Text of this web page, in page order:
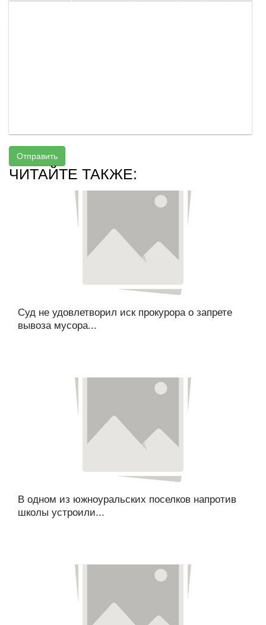
Отправить
ЧИТАЙТЕ ТАКЖЕ:
Суд не удовлетворил иск прокурора о запрете
вывоза мусора...
В одном из южноуральских поселков напротив
школы устроили...